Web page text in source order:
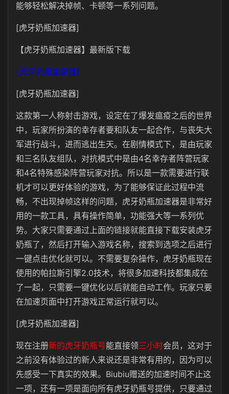
能够轻松解决掉帧、卡顿等一系列问题。
[虎牙奶瓶加速器]
【虎牙奶瓶加速器】最新版下载
[虎牙奶瓶加速器]
[虎牙奶瓶加速器]
这款第一人称射击游戏，设定在了爆发瘟疫之后的世界
中，玩家所扮演的幸存者要和队友一起合作，与丧失大
军进行战斗，进而逃出生天。在剧情模式下，是由玩家
和三名队友组队，对抗模式中是由4名幸存者阵营玩家
和4名特殊感染阵营玩家对抗。所以是一款需要进行联
机才可以更好体验的游戏，为了能够保证此过程中流
畅，不出现掉帧这样的问题，虎牙奶瓶加速器是非常好
用的一款工具，具有操作简单，功能强大等一系列优
势。大家只需要通过上面的链接就能直接下载安装虎牙
奶瓶了，然后打开输入游戏名称，搜索到选项之后进行
一键点击优化就可以。不需要复杂操作，虎牙奶瓶现在
使用的帕拉斯引擎2.0技术，将很多加速科技都集成在
了一起，只需要一键优化以后就能自动工作。玩家只要
在加速页面中打开游戏正常运行就可以。
[虎牙奶瓶加速器]
现在注册新的虎牙奶瓶号能直接领三小时会员，这对于
之前没有体验过的新人来说还是非常有用的，因为可以
先感受一下真实的效果。Biubiu赠送的加速时间不止这
一项，还有一项是面向所有虎牙奶瓶号提供，只要通过